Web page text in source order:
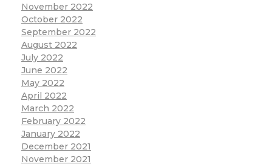
November 2022
October 2022
September 2022
August 2022
July 2022
June 2022
May 2022
April 2022
March 2022
February 2022
January 2022
December 2021
November 2021